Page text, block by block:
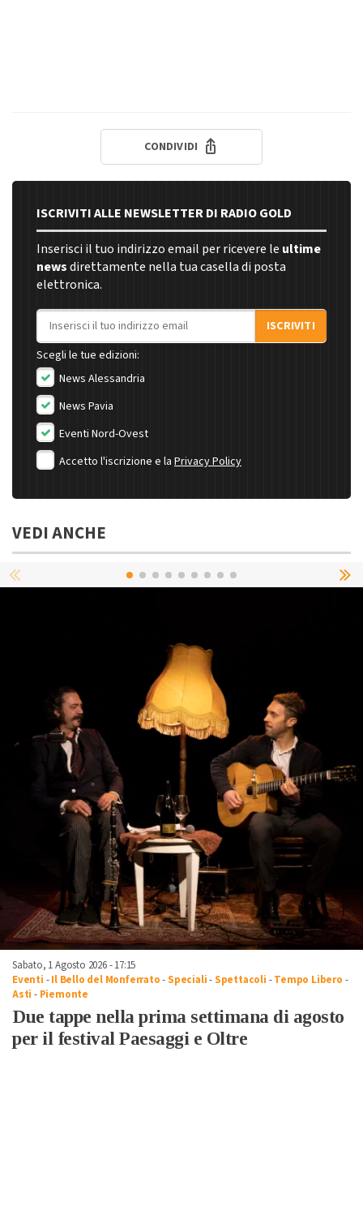
CONDIVIDI
ISCRIVITI ALLE NEWSLETTER DI RADIO GOLD
Inserisci il tuo indirizzo email per ricevere le ultime
newsdirettamente nella tua casella di posta
elettronica.
Indirizzo email
ISCRIVITI
Scegli le tue edizioni:
News Alessandria
News Pavia
Eventi Nord-Ovest
Accetto l'iscrizione e la Privacy Policy
VEDI ANCHE
Sabato, 1 Agosto 2026 - 17:15
Eventi -Il Bello del Monferrato-Speciali-Spettacoli -Tempo Libero -
Asti - Piemonte
Due tappe nella prima settimana di agosto
per il festival Paesaggi e Oltre